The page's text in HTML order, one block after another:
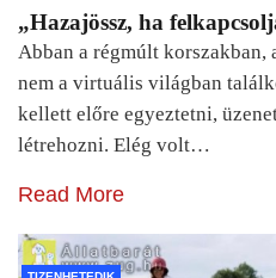
„Hazajössz, ha
Abban a régmúlt korszakban,
nem a virtuális világban
kellett előre egyeztetni,
létrehozni. Elég volt…
Read More